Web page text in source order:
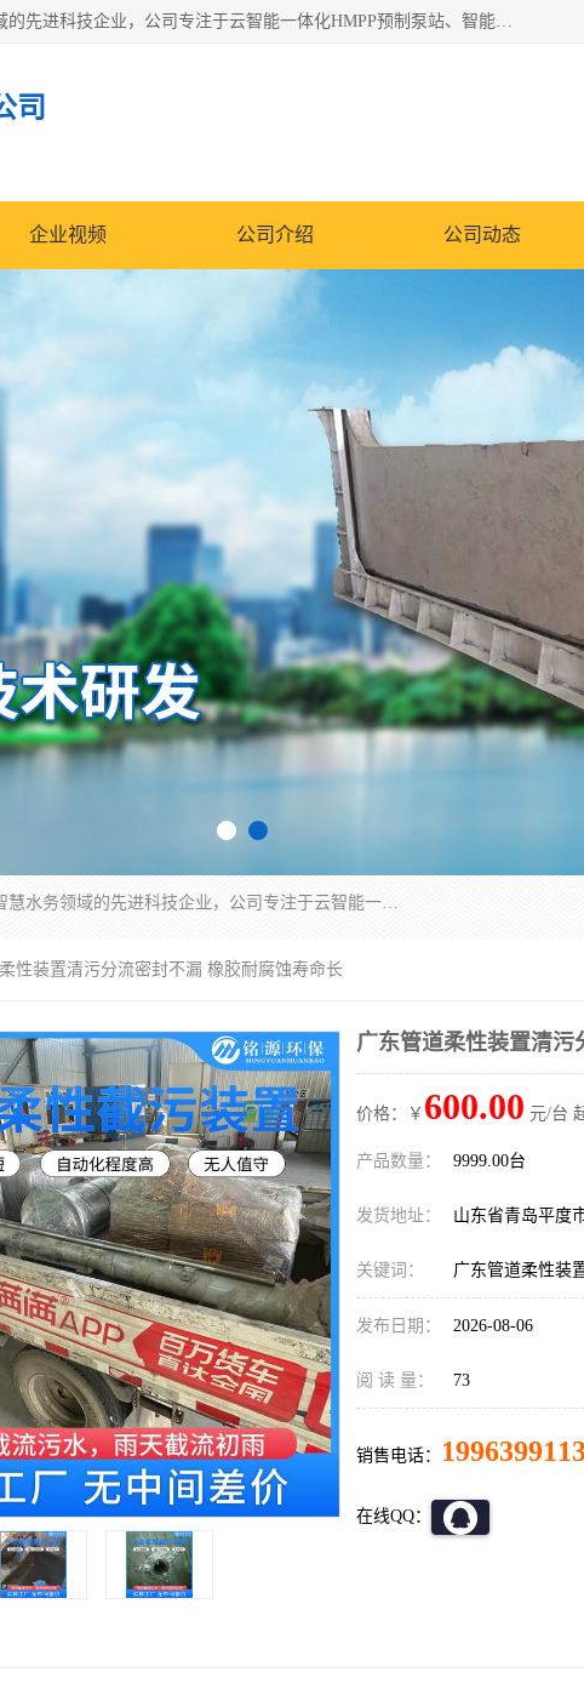
青岛铭源环保科技有限公司是一家专注于环保与智慧水务领域的先进科技企业，公司专注于云智能一体化HMPP预制泵站、智能截流井设备、调蓄池雨洪管理设备、水务循环利用、云智慧水务开发及新型环保技术研发等领域。
司
企业视频 公司介绍 公司动态
青岛铭源环保科技有限公司是一家专注于环保与智慧水务领域的先进科技企业，公司专注于云智能一体化HMPP预制泵站、智能截流井设备、调蓄池雨洪管理设备、水务循环利用、云智慧水务开发及新型环保技术研发等领域。
性装置清污分流密封不漏 橡胶耐腐蚀寿命长
广东管道柔性装置清
价格：￥ 600.00 元/台
产品数量： 9999.00台
发货地址： 山东省青岛平度
关键词： 广东管道柔性装
发布日期： 2026-08-06
阅 读 量： 73
销售电话：
在线QQ：